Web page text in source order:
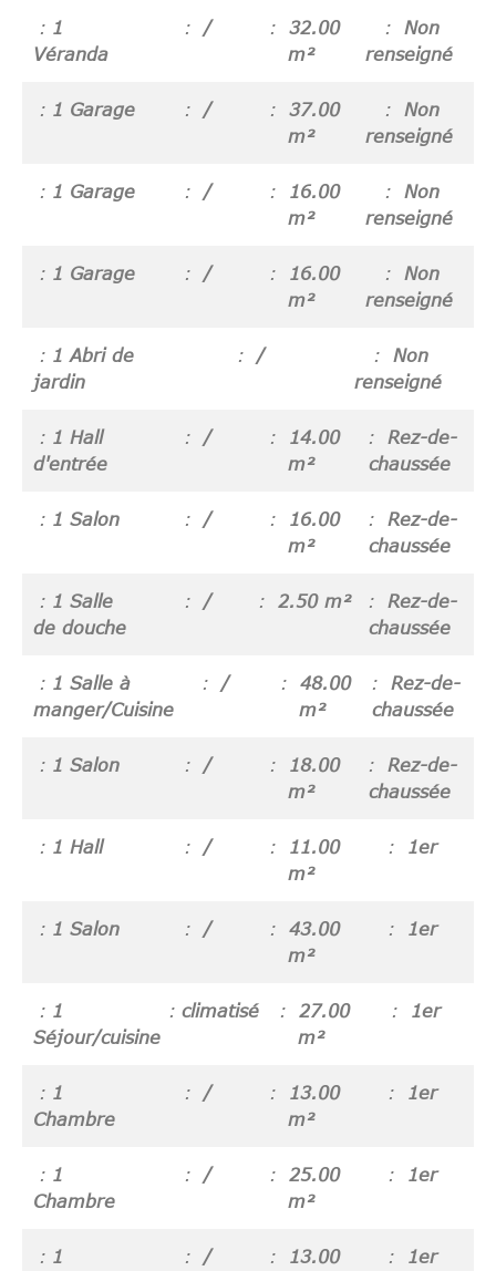
1
Véranda
/
32.00
m²
Non
renseigné
1 Garage /
37.00
m²
Non
renseigné
1 Garage /
16.00
m²
Non
renseigné
1 Garage /
16.00
m²
Non
renseigné
1 Abri de
jardin
/
Non
renseigné
1 Hall
d'entrée
/
14.00
m²
Rez-de-
chaussée
1 Salon /
16.00
m²
Rez-de-
chaussée
1 Salle
de douche
/ 2.50 m²
Rez-de-
chaussée
1 Salle à
manger/Cuisine
/
48.00
m²
Rez-de-
chaussée
1 Salon /
18.00
m²
Rez-de-
chaussée
1 Hall /
11.00
m²
1er
1 Salon /
43.00
m²
1er
1
Séjour/cuisine
climatisé
27.00
m²
1er
1
Chambre
/
13.00
m²
1er
1
Chambre
/
25.00
m²
1er
1
/
13.00
1er